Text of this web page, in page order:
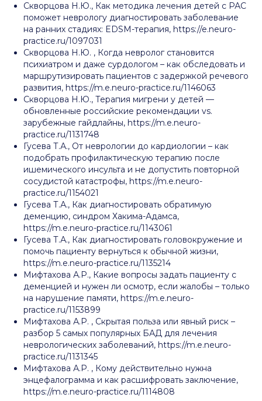
Скворцова Н.Ю., Как методика лечения детей с РАС
поможет неврологу диагностировать заболевание
на ранних стадиях: EDSM-терапия, https://e.neuro-
practice.ru/1097031
Скворцова Н.Ю. , Когда невролог становится
психиатром и даже сурдологом – как обследовать и
маршрутизировать пациентов с задержкой речевого
развития, https://m.e.neuro-practice.ru/1146063
Скворцова Н.Ю., Терапия мигрени у детей —
обновленные российские рекомендации vs.
зарубежные гайдлайны, https://m.e.neuro-
practice.ru/1131748
Гусева Т.А., От неврологии до кардиологии – как
подобрать профилактическую терапию после
ишемического инсульта и не допустить повторной
сосудистой катастрофы, https://m.e.neuro-
practice.ru/1154021
Гусева Т.А., Как диагностировать обратимую
деменцию, синдром Хакима-Адамса,
https://m.e.neuro-practice.ru/1143061
Гусева Т.А., Как диагностировать головокружение и
помочь пациенту вернуться к обычной жизни,
https://m.e.neuro-practice.ru/1135214
Мифтахова А.Р., Какие вопросы задать пациенту с
деменцией и нужен ли осмотр, если жалобы – только
на нарушение памяти, https://m.e.neuro-
practice.ru/1153899
Мифтахова А.Р. , Скрытая польза или явный риск –
разбор 5 самых популярных БАД для лечения
неврологических заболеваний, https://m.e.neuro-
practice.ru/1131345
Мифтахова А.Р. , Кому действительно нужна
энцефалограмма и как расшифровать заключение,
https://m.e.neuro-practice.ru/1114808